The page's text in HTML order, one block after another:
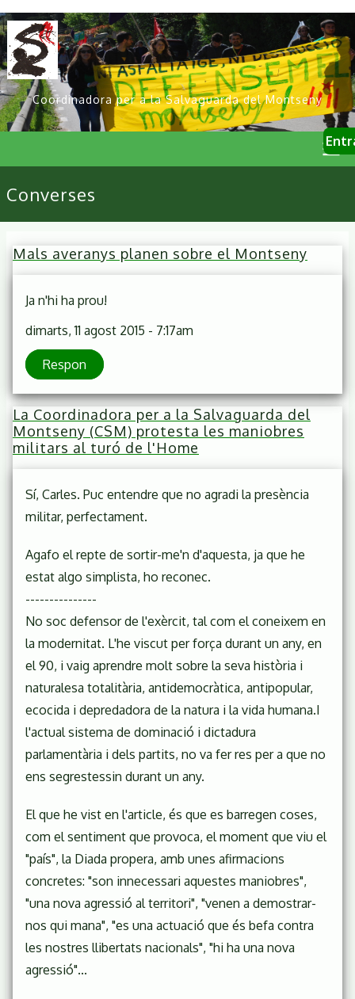
Vés
al
contingut
Coordinadora per a la Salvaguarda del Montseny
User
Primary
links
Converses
Mals averanys planen sobre el Montseny
Ja n'hi ha prou!
dimarts, 11 agost 2015 - 7:17am
Respon
La Coordinadora per a la Salvaguarda del
Montseny (CSM) protesta les maniobres
militars al turó de l'Home
Sí, Carles. Puc entendre que no agradi la presència
militar, perfectament.
Agafo el repte de sortir-me'n d'aquesta, ja que he
estat algo simplista, ho reconec.
---------------
No soc defensor de l'exèrcit, tal com el coneixem en
la modernitat. L'he viscut per força durant un any, en
el 90, i vaig aprendre molt sobre la seva història i
naturalesa totalitària, antidemocràtica, antipopular,
ecocida i depredadora de la natura i la vida humana.I
l'actual sistema de dominació i dictadura
parlamentària i dels partits, no va fer res per a que no
ens segrestessin durant un any.
El que he vist en l'article, és que es barregen coses,
com el sentiment que provoca, el moment que viu el
"país", la Diada propera, amb unes afirmacions
concretes: "son innecessari aquestes maniobres",
"una nova agressió al territori", "venen a demostrar-
nos qui mana", "es una actuació que és befa contra
les nostres llibertats nacionals", "hi ha una nova
agressió"...